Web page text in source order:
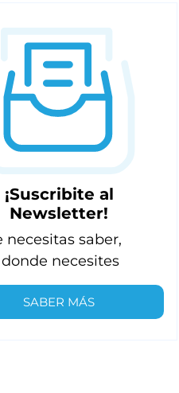
¡Suscribite al
Newsletter!
necesitas saber,
necesites
SABER MÁS